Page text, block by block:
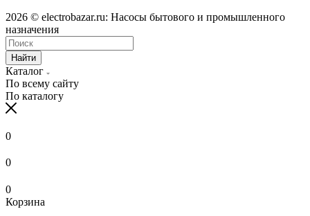
2026 © electrobazar.ru: Насосы бытового и промышленного
назначения
Найти
Каталог
По всему сайту
По каталогу
0
0
0
Корзина